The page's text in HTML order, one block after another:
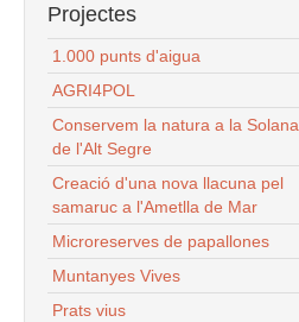
Projectes
1.000 punts d'aigua
AGRI4POL
Conservem la natura a la Solana
de l'Alt Segre
Creació d'una nova llacuna pel
samaruc a l'Ametlla de Mar
Microreserves de papallones
Muntanyes Vives
Prats vius